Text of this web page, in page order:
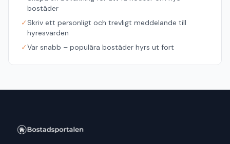
bostäder
✓Skriv ett personligt och trevligt meddelande till
hyresvärden
✓Var snabb – populära bostäder hyrs ut fort